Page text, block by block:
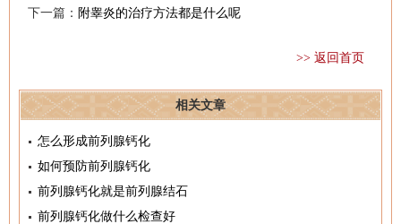
下一篇： 附睾炎的治疗方法都是什么呢
>> 返回首页
相关文章
怎么形成前列腺钙化
如何预防前列腺钙化
前列腺钙化就是前列腺结石
前列腺钙化做什么检查好